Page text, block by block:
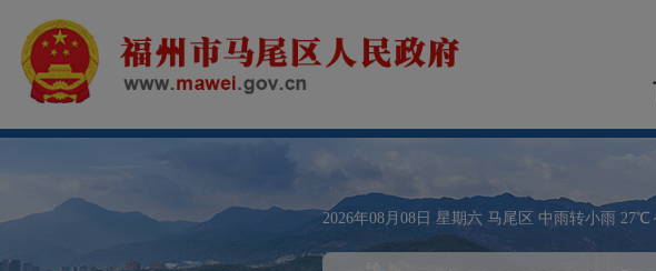
2026年08月08日 星期六 马尾区 中雨转小雨 27℃